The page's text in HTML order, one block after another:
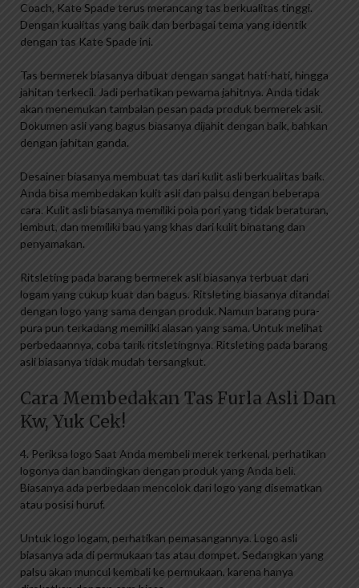
Coach, Kate Spade terus merancang tas berkualitas tinggi.
Dengan kualitas yang baik dan berbagai tema yang identik
dengan tas Kate Spade ini.
Tas bermerek biasanya dibuat dengan sangat hati-hati, hingga
jahitan terkecil. Jadi perhatikan pewarna jahitnya. Anda tidak
akan menemukan tambalan pesan pada produk bermerek asli.
Dokumen asli yang bagus biasanya dijahit dengan baik, bahkan
dengan jahitan ganda.
Desainer biasanya membuat tas dari kulit asli berkualitas baik.
Anda bisa membedakan kulit asli dan palsu dengan beberapa
cara. Kulit asli biasanya memiliki pola pori yang tidak beraturan,
lembut, dan memiliki bau yang khas dari kulit binatang dan
penyamakan.
Ritsleting pada barang bermerek asli biasanya terbuat dari
logam yang cukup kuat dan bagus. Ritsleting biasanya ditandai
dengan logo yang sama dengan produk. Namun barang pura-
pura pun terkadang memiliki alasan yang sama. Untuk melihat
perbedaannya, coba tarik ritsletingnya. Ritsleting pada barang
asli biasanya tidak mudah tersangkut.
Cara Membedakan Tas Furla Asli Dan
Kw, Yuk Cek!
4. Periksa logo Saat Anda membeli merek terkenal, perhatikan
logonya dan bandingkan dengan produk yang Anda beli.
Biasanya ada perbedaan mencolok dari logo yang disematkan
atau posisi huruf.
Untuk logo logam, perhatikan pemasangannya. Logo asli
biasanya ada di permukaan tas atau dompet. Sedangkan yang
palsu akan muncul kembali ke permukaan, karena hanya